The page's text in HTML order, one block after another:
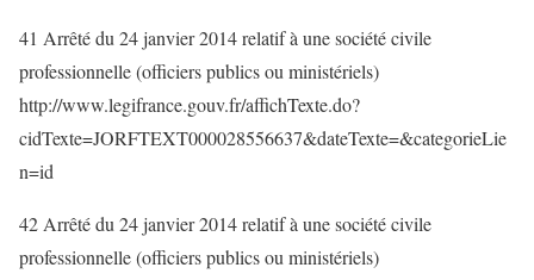
41 Arrêté du 24 janvier 2014 relatif à une société civile
professionnelle (officiers publics ou ministériels)
http://www.legifrance.gouv.fr/affichTexte.do?
cidTexte=JORFTEXT000028556637&dateTexte=&categorieLie
n=id
42 Arrêté du 24 janvier 2014 relatif à une société civile
professionnelle (officiers publics ou ministériels)